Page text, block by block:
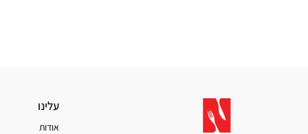
עלינו
עלינו
אודות